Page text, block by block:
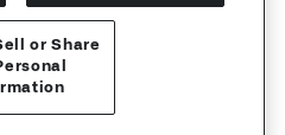
Send feedback
or Share